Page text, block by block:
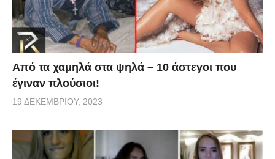
Από τα χαμηλά στα ψηλά – 10 άστεγοι που
έγιναν πλούσιοι!
19 ΔΕΚΕΜΒΡΊΟΥ, 2023